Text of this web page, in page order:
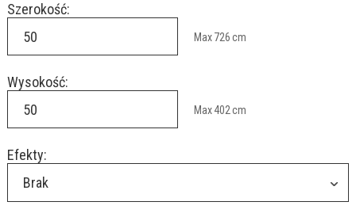
Szerokość:
Max726cm
Wysokość:
Max402cm
Efekty:
Brak